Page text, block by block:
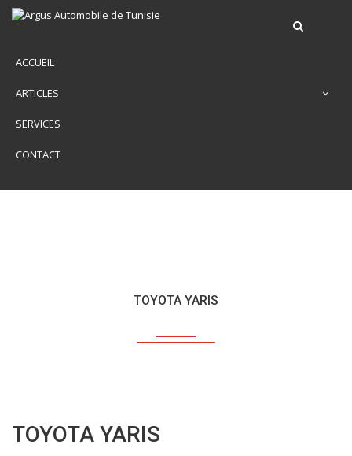
ACCUEIL
ARTICLES
SERVICES
CONTACT
TOYOTA YARIS
TOYOTA YARIS